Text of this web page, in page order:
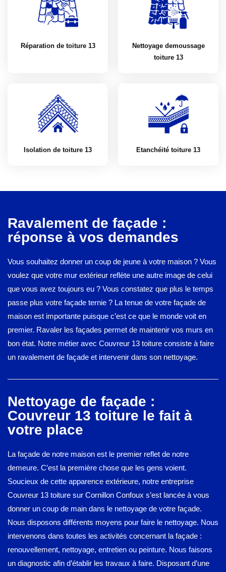
Réparation de toiture 13
Nettoyage demoussage
toiture 13
Isolation de toiture 13 Etanchéité toiture 13
Ravalement de façade :
réponse à vos demandes
Vous souhaitez donner un coup de jeune à votre maison ? Vous
voulez que votre mur extérieur reflète une autre image de celui
que vous avez toujours eu ? Vous constatez que plus le temps
passe plus votre façade ternie ? La tenue de votre façade de
maison est importante puisque c’est ce que le monde voit en
premier. Ravaler les façades permet de maintenir vos murs en
bon état. Notre métier avec Couvreur 13 toiture consiste à faire
un ravalement de façade et intervenir dans son nettoyage.
Nettoyage de façade :
Couvreur 13 toiture le fait à
votre place
La façade de notre maison est le premier reflet de notre
demeure. C’est la première chose que les gens voient.
Soucieux de cette apparence extérieure, notre entreprise
Couvreur 13 toiture sur Cornillon Confoux s’est lancée à vous
donner un coup de main dans le nettoyage de votre façade.
Nous disposons différents moyens pour faire le nettoyage. Nous
intervenons dans toutes les activités concernant la façade :
renouvellement, nettoyage, entretien ou peinture. Nous faisons
un diagnostic afin d’établir les travaux à faire. Disposant d’une